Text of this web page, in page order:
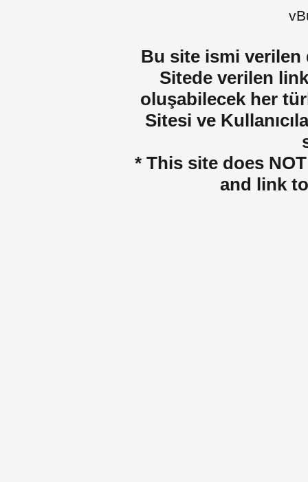
Bu site ismi verilen
Sitede verilen
oluşabilecek her
Sitesi ve
* This site does
and link